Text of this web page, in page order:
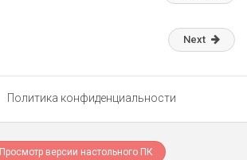
Next
Политика конфиденциальности
Просмотр версии настольного ПК